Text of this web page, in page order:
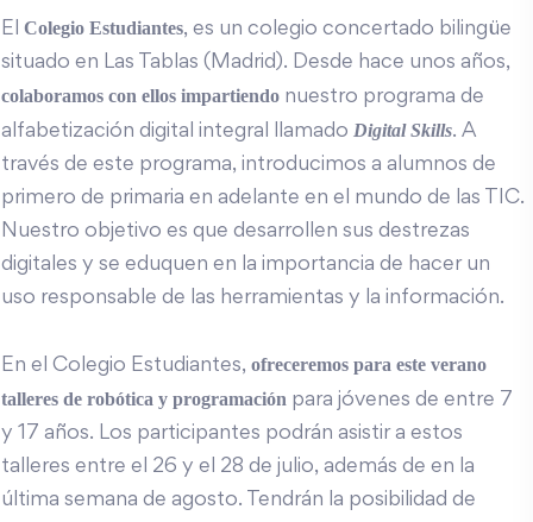
El Colegio Estudiantes, es un colegio concertado bilingüe
situado en Las Tablas (Madrid). Desde hace unos años,
colaboramos con ellos impartiendo nuestro programa de
alfabetización digital integral llamado Digital Skills. A
través de este programa, introducimos a alumnos de
primero de primaria en adelante en el mundo de las TIC.
Nuestro objetivo es que desarrollen sus destrezas
digitales y se eduquen en la importancia de hacer un
uso responsable de las herramientas y la información.
En el Colegio Estudiantes, ofreceremos para este verano
talleres de robótica y programación para jóvenes de entre 7
y 17 años. Los participantes podrán asistir a estos
talleres entre el 26 y el 28 de julio, además de en la
última semana de agosto. Tendrán la posibilidad de